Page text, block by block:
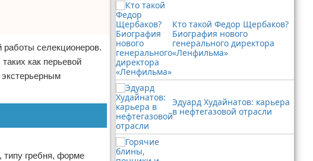
работы селекционеров.
как перьевой
типу гребня, форме
Кто такой Федор Щербаков?
Биография нового
генерального директора
«Ленфильма»
Эдуард Худайнатов: карьера
в нефтегазовой отрасли